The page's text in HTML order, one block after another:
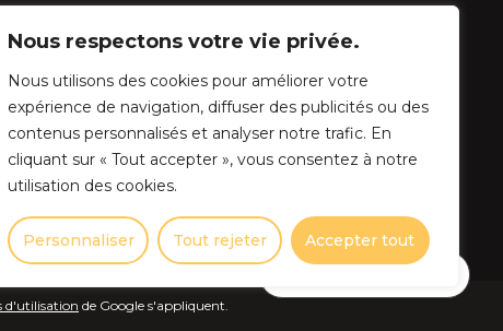
Nous respectons votre vie privée.
Nous utilisons des cookies pour améliorer votre
expérience de navigation, diffuser des publicités ou des
contenus personnalisés et analyser notre trafic. En
cliquant sur « Tout accepter », vous consentez à notre
utilisation des cookies.
Personnaliser Tout rejeter Accepter tout
CGV
Développement Initial : Lucie Megrier
Refonte technique et graphique : Agence YouTribe
d'utilisation de Google s'appliquent.